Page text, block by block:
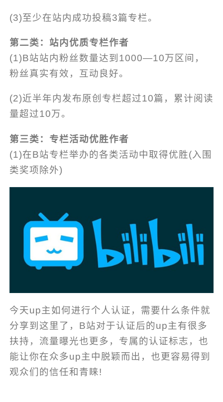
(3)至少在站内成功投稿3篇专栏。
第二类：站内优质专栏作者
(1)B站站内粉丝数量达到1000—10万区间，
粉丝真实有效，互动良好。
(2)近半年内发布原创专栏超过10篇，累计阅读
量超过10万。
第三类：专栏活动优胜作者
(1)在B站专栏举办的各类活动中取得优胜(入围
类奖项除外)
今天up主如何进行个人认证，需要什么条件就
分享到这里了，B站对于认证后的up主有很多
扶持，流量曝光也更多，专属的认证标志，也
能让你在众多up主中脱颖而出，也更容易得到
观众们的信任和青睐!